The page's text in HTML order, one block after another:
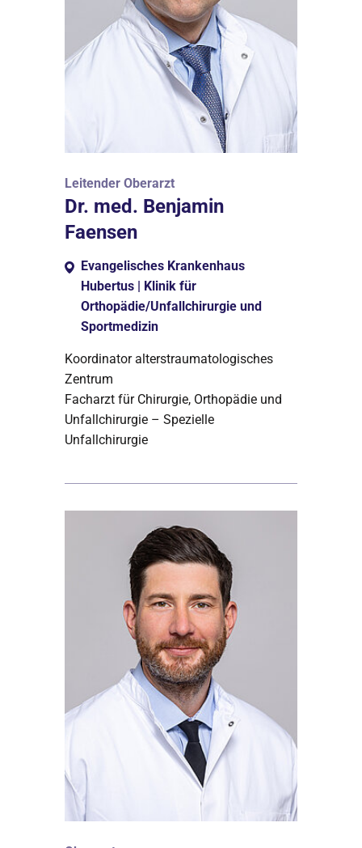
Leitender Oberarzt
Dr. med. Benjamin
Faensen
Evangelisches Krankenhaus
Hubertus | Klinik für
Orthopädie/Unfallchirurgie und
Sportmedizin
Koordinator alterstraumatologisches
Zentrum
Facharzt für Chirurgie, Orthopädie und
Unfallchirurgie – Spezielle
Unfallchirurgie